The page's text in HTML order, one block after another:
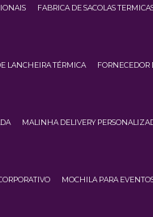
FABRICA DE SACOLAS
LANCHEIRA TÉRMICA FORNECEDOR
MALINHA DELIVERY
MOCHILA PARA